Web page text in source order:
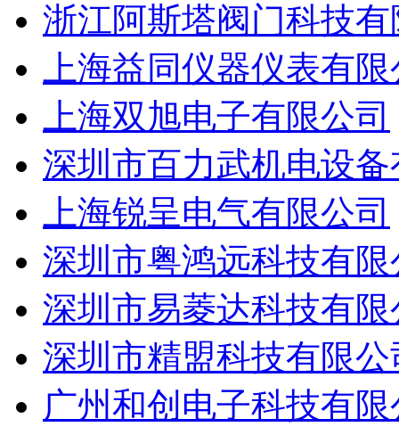
浙江阿斯塔阀门科技
上海益同仪器仪表有
上海双旭电子有限公司
深圳市百力武机电设
上海锐呈电气有限公司
深圳市粤鸿远科技有
深圳市易菱达科技有限
深圳市精盟科技有限公
广州和创电子科技有